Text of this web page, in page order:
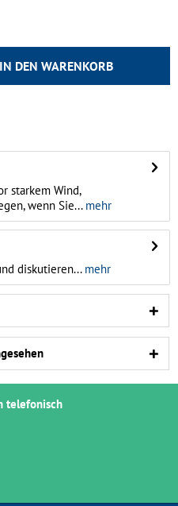
IN DEN WARENKORB
starkem Wind,
wenn Sie...mehr
diskutieren...mehr
telefonisch